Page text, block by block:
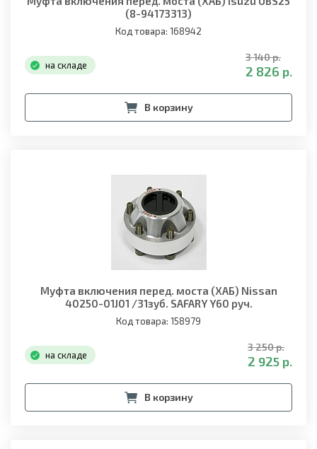
(8-94173313)
Код товара: 168942
на складе
3 140 р.
2 826 р.
В корзину
Муфта включения перед. моста (ХАБ) Nissan
40250-01J01 /31зуб. SAFARY Y60 руч.
Код товара: 158979
на складе
3 250 р.
2 925 р.
В корзину